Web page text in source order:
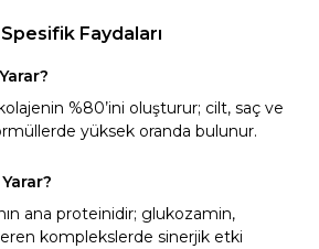
Faydaları
%80’ini oluşturur; cilt, saç ve
yüksek oranda bulunur.
ana proteinidir; glukozamin,
komplekslerde sinerjik etki